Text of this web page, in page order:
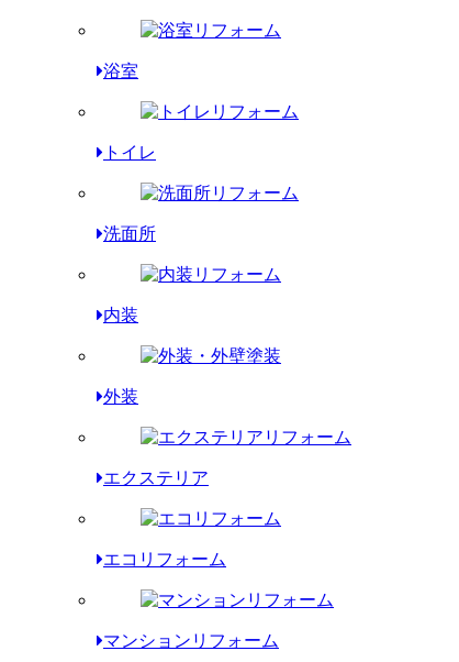
浴室
トイレ
洗面所
内装
外装
エクステリア
エコリフォーム
マンションリフォーム